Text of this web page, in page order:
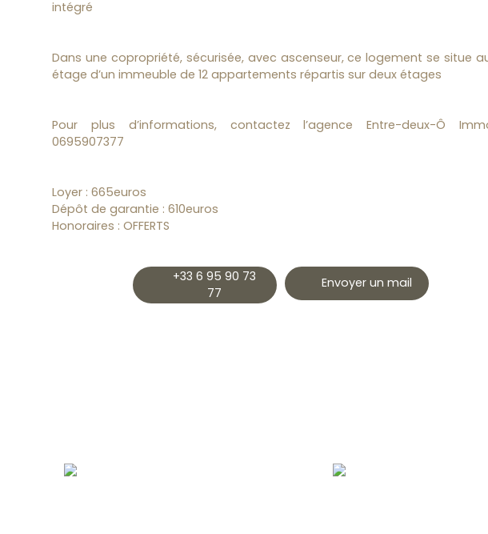
intégré
Dans une copropriété, sécurisée, avec ascenseur, ce logement se situe
étage d’un immeuble de 12 appartements répartis sur deux étages
Pour plus d’informations, contactez l’agence Entre-deux-Ô
0695907377
Loyer : 665euros
Dépôt de garantie : 610euros
Honoraires : OFFERTS
+33 6 95 90 73
77
Envoyer un mail